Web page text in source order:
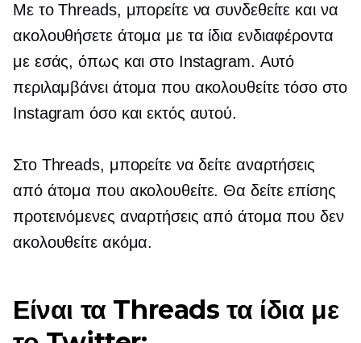
Με το Threads, μπορείτε να συνδεθείτε και να
ακολουθήσετε άτομα με τα ίδια ενδιαφέροντα
με εσάς, όπως και στο Instagram. Αυτό
περιλαμβάνει άτομα που ακολουθείτε τόσο στο
Instagram όσο και εκτός αυτού.
Στο Threads, μπορείτε να δείτε αναρτήσεις
από άτομα που ακολουθείτε. Θα δείτε επίσης
προτεινόμενες αναρτήσεις από άτομα που δεν
ακολουθείτε ακόμα.
Είναι τα Threads τα ίδια με